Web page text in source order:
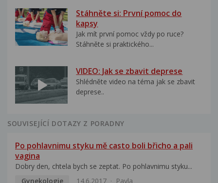
Stáhněte si: První pomoc do
kapsy
Jak mít první pomoc vždy po ruce?
Stáhněte si praktického...
VIDEO: Jak se zbavit deprese
Shlédněte video na téma jak se zbavit
deprese..
SOUVISEJÍCÍ DOTAZY Z PORADNY
Po pohlavnimu styku mě casto boli břicho a pali
vagina
Dobry den, chtela bych se zeptat. Po pohlavnimu styku...
Gynekologie
14.6.2017 Pavla